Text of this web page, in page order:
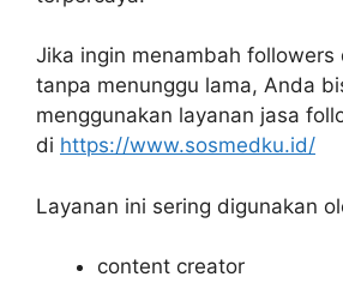
Jika ingin menambah followers
tanpa menunggu lama, Anda
menggunakan layanan jasa
di https://www.sosmedku.id/
Layanan ini sering digunakan
content creator